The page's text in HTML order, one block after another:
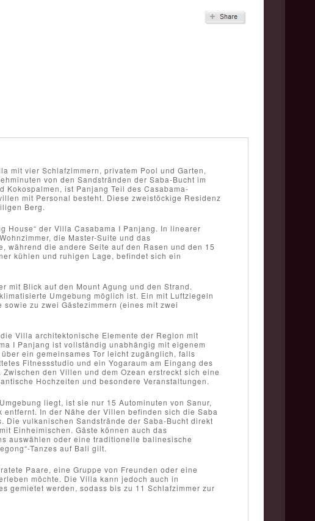
mit vier Schlafzimmern, privatem Pool und Garten,
von den Sandstränden der Saba-Bucht im
Kokospalmen, ist Panjang Teil des Casabama-
mit Personal besteht. Diese zweistöckige Residenz
Berg.
House“ der Villa Casabama I Panjang. In linearer
die Master-Suite und das
während die andere Seite auf den Rasen und den 15
kühlen und ruhigen Lage, befindet sich ein
mit Blick auf den Mount Agung und den Strand.
Umgebung möglich ist. Ein mit Luftziegeln
zu zwei Gästezimmern (eines mit zwei
Villa architektonische Elemente der Region mit
I Panjang ist vollständig unabhängig mit eigenem
ein gemeinsames Tor leicht zugänglich, falls
Fitnessstudio und ein Yogaraum am Eingang des
den Villen und dem Ozean erstreckt sich eine
Hochzeiten und besondere Veranstaltungen.
liegt, ist sie nur 15 Autominuten von Sanur,
entfernt. In der Nähe der Villen befinden sich die Saba
Die vulkanischen Sandstrände der Saba-Bucht direkt
Einheimischen. Gäste können auch das
auswählen oder eine traditionelle balinesische
Tanzes auf Bali gilt.
Paare, eine Gruppe von Freunden oder eine
möchte. Die Villa kann jedoch auch in
gemietet werden, sodass bis zu 11 Schlafzimmer zur